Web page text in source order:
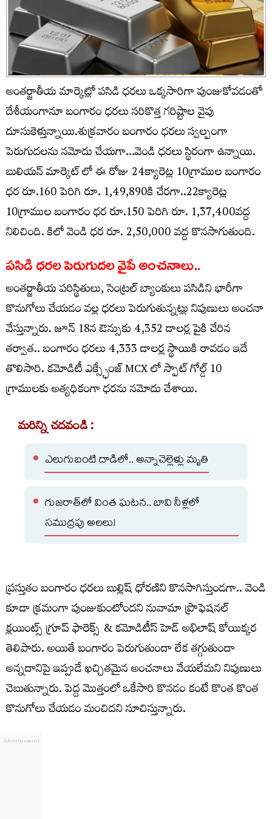
అంతర్జాతీయ మార్కెట్లో పసిడి ధరలు ఒక్కసారిగా పుంజుకోవడంతో
దేశీయంగానూ బంగారం ధరలు సరికొత్త గరిష్టాల వైపు
దూసుకెళ్తున్నాయి.శుక్రవారం బంగారం ధరలు స్వల్పంగా
పెరుగుదలను నమోదు చేయగా…వెండి ధరలు స్థిరంగా ఉన్నాయి.
బులియన్ మార్కెట్ లో ఈ రోజు 24క్యారెట్ల 10గ్రాముల బంగారం
ధర రూ.160 పెరిగి రూ. 1,49,890కి చేరగా..22క్యారెట్ల
10గ్రాముల బంగారం ధర రూ.150 పెరిగి రూ. 1,37,400వద్ద
నిలిచింది. కిలో వెండి ధర రూ. 2,50,000 వద్ద కొనసాగుతుంది.
పసిడి ధరల పెరుగుదల వైపే అంచనాలు..
అంతర్జాతీయ పరిస్థితులు, సెంట్రల్ బ్యాంకులు పసిడిని భారీగా
కొనుగోలు చేయడం వల్ల ధరలు పెరుగుతున్నట్లు నిపుణులు అంచనా
వేస్తున్నారు. జూన్ 18న ఔన్సుకు 4,352 డాలర్ల పైకి చేరిన
తర్వాత.. బంగారం ధరలు 4,333 డాలర్ల స్థాయికి రావడం ఇదే
తొలిసారి. కమోడిటీ ఎక్స్ఛేంజ్ MCX లో స్పాట్ గోల్డ్ 10
గ్రాములకు అత్యధికంగా ధరను నమోదు చేశాయి.
మరిన్ని చదవండి :
ఎలుగుబంటి దాడిలో.. అన్నాచెల్లెళ్లు మృతి
గుజరాత్‌లో వింత ఘటన.. బావి నీళ్లలో
సముద్రపు అలలు!
ప్రస్తుతం బంగారం ధరలు బుల్లిష్ ధోరణిని కొనసాగిస్తుండగా.. వెండి
కూడా క్రమంగా పుంజుకుంటోందని నువామా ప్రొఫెషనల్
క్లయింట్స్ గ్రూప్ ఫారెక్స్ & కమోడిటీస్ హెడ్ అభిలాష్ కోయిక్కర
తెలిపారు. అయితే బంగారం పెరుగుతుందా లేక తగ్గుతుందా
అన్నదానిపై ఇప్పుడే ఖచ్చితమైన అంచనాలు వేయలేమని నిపుణులు
చెబుతున్నారు. పెద్ద మొత్తంలో ఒకేసారి కొనడం కంటే కొంత కొంత
కొనుగోలు చేయడం మంచిదని సూచిస్తున్నారు.